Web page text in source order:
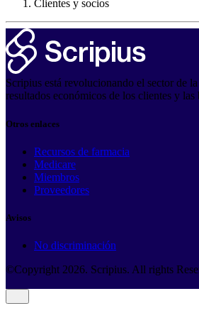
Clientes y socios
Scripius está revolucionando el sector de
resultados económicos de los clientes y
Otros enlaces
Recursos de farmacia
Medicare
Miembros
Proveedores
Avisos
No discriminación
©Copyright 2026. Scripius. All rights